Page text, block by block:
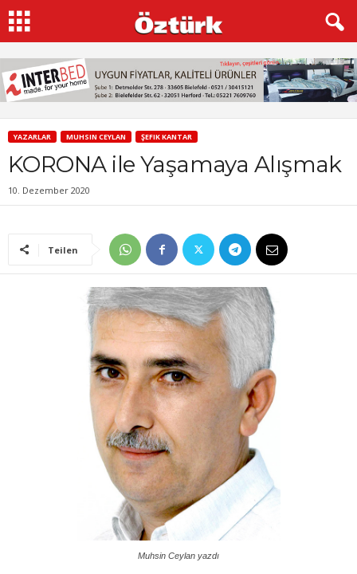
YAZARLAR MUHSIN CEYLAN ŞEFIK KANTAR
KORONA ile Yaşamaya Alışmak
10. Dezember 2020
Teilen
Muhsin Ceylan yazdı